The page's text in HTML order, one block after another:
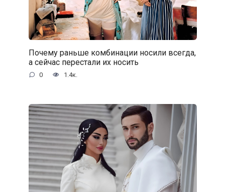
Почему раньше комбинации носили всегда,
а сейчас перестали их носить
0 1.4к.